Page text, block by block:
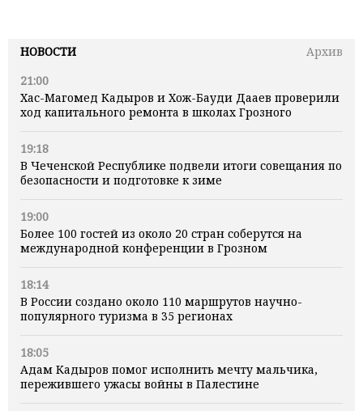
НОВОСТИ
Архив
21:00
Хас-Магомед Кадыров и Хож-Бауди Дааев проверили
ход капитального ремонта в школах Грозного
19:18
В Чеченской Республике подвели итоги совещания по
безопасности и подготовке к зиме
19:00
Более 100 гостей из около 20 стран соберутся на
международной конференции в Грозном
18:14
В России создано около 110 маршрутов научно-
популярного туризма в 35 регионах
18:05
Адам Кадыров помог исполнить мечту мальчика,
пережившего ужасы войны в Палестине